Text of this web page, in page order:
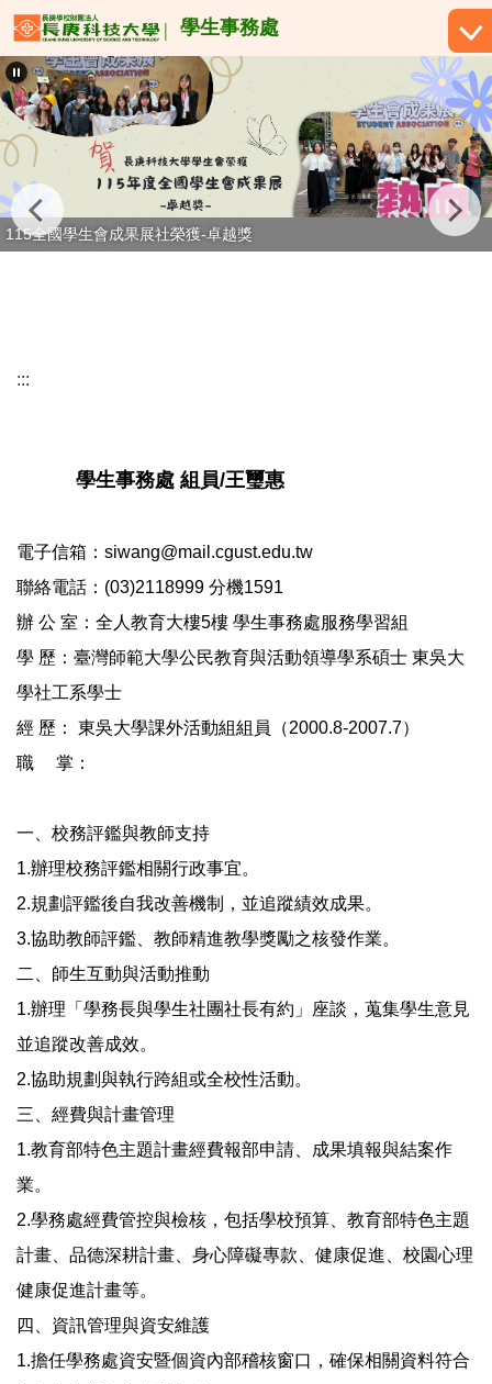
跳
到
主
要
內
容
學生事務處
115全國學生會成果展社榮獲-卓越獎
:::
學生事務處 組員/王璽惠
電子信箱：siwang@mail.cgust.edu.tw
聯絡電話：(03)2118999 分機1591
辦 公 室：全人教育大樓5樓 學生事務處服務學習組
學 歷：臺灣師範大學公民教育與活動領導學系碩士 東吳大
學社工系學士
經 歷： 東吳大學課外活動組組員（2000.8-2007.7）
職 掌：
一、校務評鑑與教師支持
1.辦理校務評鑑相關行政事宜。
2.規劃評鑑後自我改善機制，並追蹤績效成果。
3.協助教師評鑑、教師精進教學獎勵之核發作業。
二、師生互動與活動推動
1.辦理「學務長與學生社團社長有約」座談，蒐集學生意見
並追蹤改善成效。
2.協助規劃與執行跨組或全校性活動。
三、經費與計畫管理
1.教育部特色主題計畫經費報部申請、成果填報與結案作
業。
2.學務處經費管控與檢核，包括學校預算、教育部特色主題
計畫、品德深耕計畫、身心障礙專款、健康促進、校園心理
健康促進計畫等。
四、資訊管理與資安維護
1.擔任學務處資安暨個資內部稽核窗口，確保相關資料符合